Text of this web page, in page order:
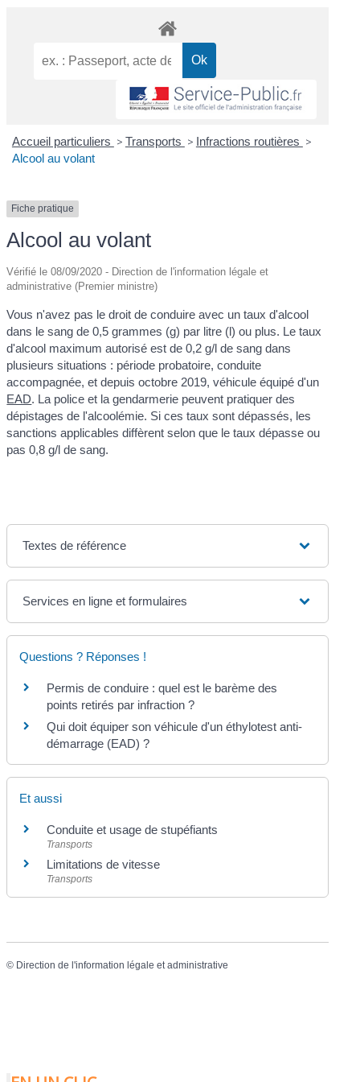
Accueil particuliers > Transports > Infractions routières >
Alcool au volant
Fiche pratique
Alcool au volant
Vérifié le 08/09/2020 - Direction de l'information légale et
administrative (Premier ministre)
Vous n'avez pas le droit de conduire avec un taux d'alcool
dans le sang de 0,5 grammes (g) par litre (l) ou plus. Le taux
d'alcool maximum autorisé est de 0,2 g/l de sang dans
plusieurs situations : période probatoire, conduite
accompagnée, et depuis octobre 2019, véhicule équipé d'un
EAD. La police et la gendarmerie peuvent pratiquer des
dépistages de l'alcoolémie. Si ces taux sont dépassés, les
sanctions applicables diffèrent selon que le taux dépasse ou
pas 0,8 g/l de sang.
Textes de référence
Services en ligne et formulaires
Questions ? Réponses !
Permis de conduire : quel est le barème des
points retirés par infraction ?
Qui doit équiper son véhicule d'un éthylotest anti-
démarrage (EAD) ?
Et aussi
Conduite et usage de stupéfiants
Transports
Limitations de vitesse
Transports
© Direction de l'information légale et administrative